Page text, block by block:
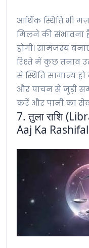
आर्थिक स्थिति भी
मिलने की संभावना
होगी। सामंजस्य
रिश्ते में कुछ तनाव
से स्थिति सामान्य
और पाचन से जुड़ी
करें और पानी का
7. तुला राशि
Aaj Ka